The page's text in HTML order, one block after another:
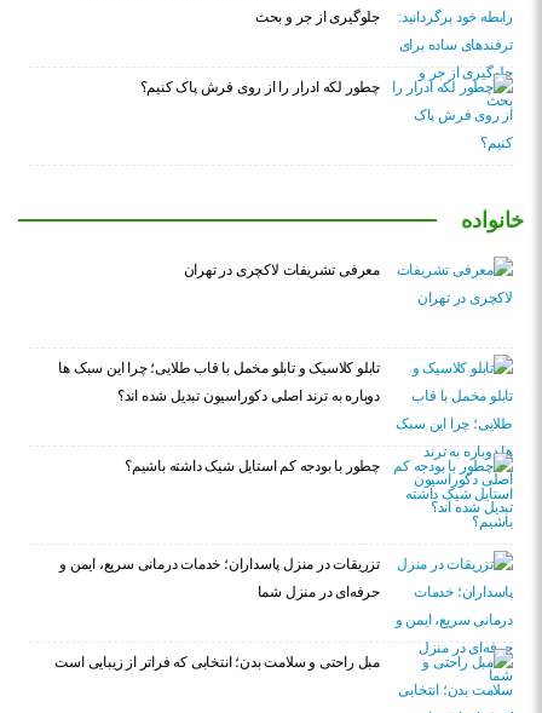
جلوگیری از جر و بحث
چطور لکه ادرار را از روی فرش پاک کنیم؟
خانواده
معرفی تشریفات لاکچری در تهران
تابلو کلاسیک و تابلو مخمل با قاب طلایی؛ چرا این سبک ها
دوباره به ترند اصلی دکوراسیون تبدیل شده اند؟
چطور با بودجه کم استایل شیک داشته باشیم؟
تزریقات در منزل پاسداران؛ خدمات درمانی سریع، ایمن و
حرفه‌ای در منزل شما
مبل راحتی و سلامت بدن؛ انتخابی که فراتر از زیبایی است